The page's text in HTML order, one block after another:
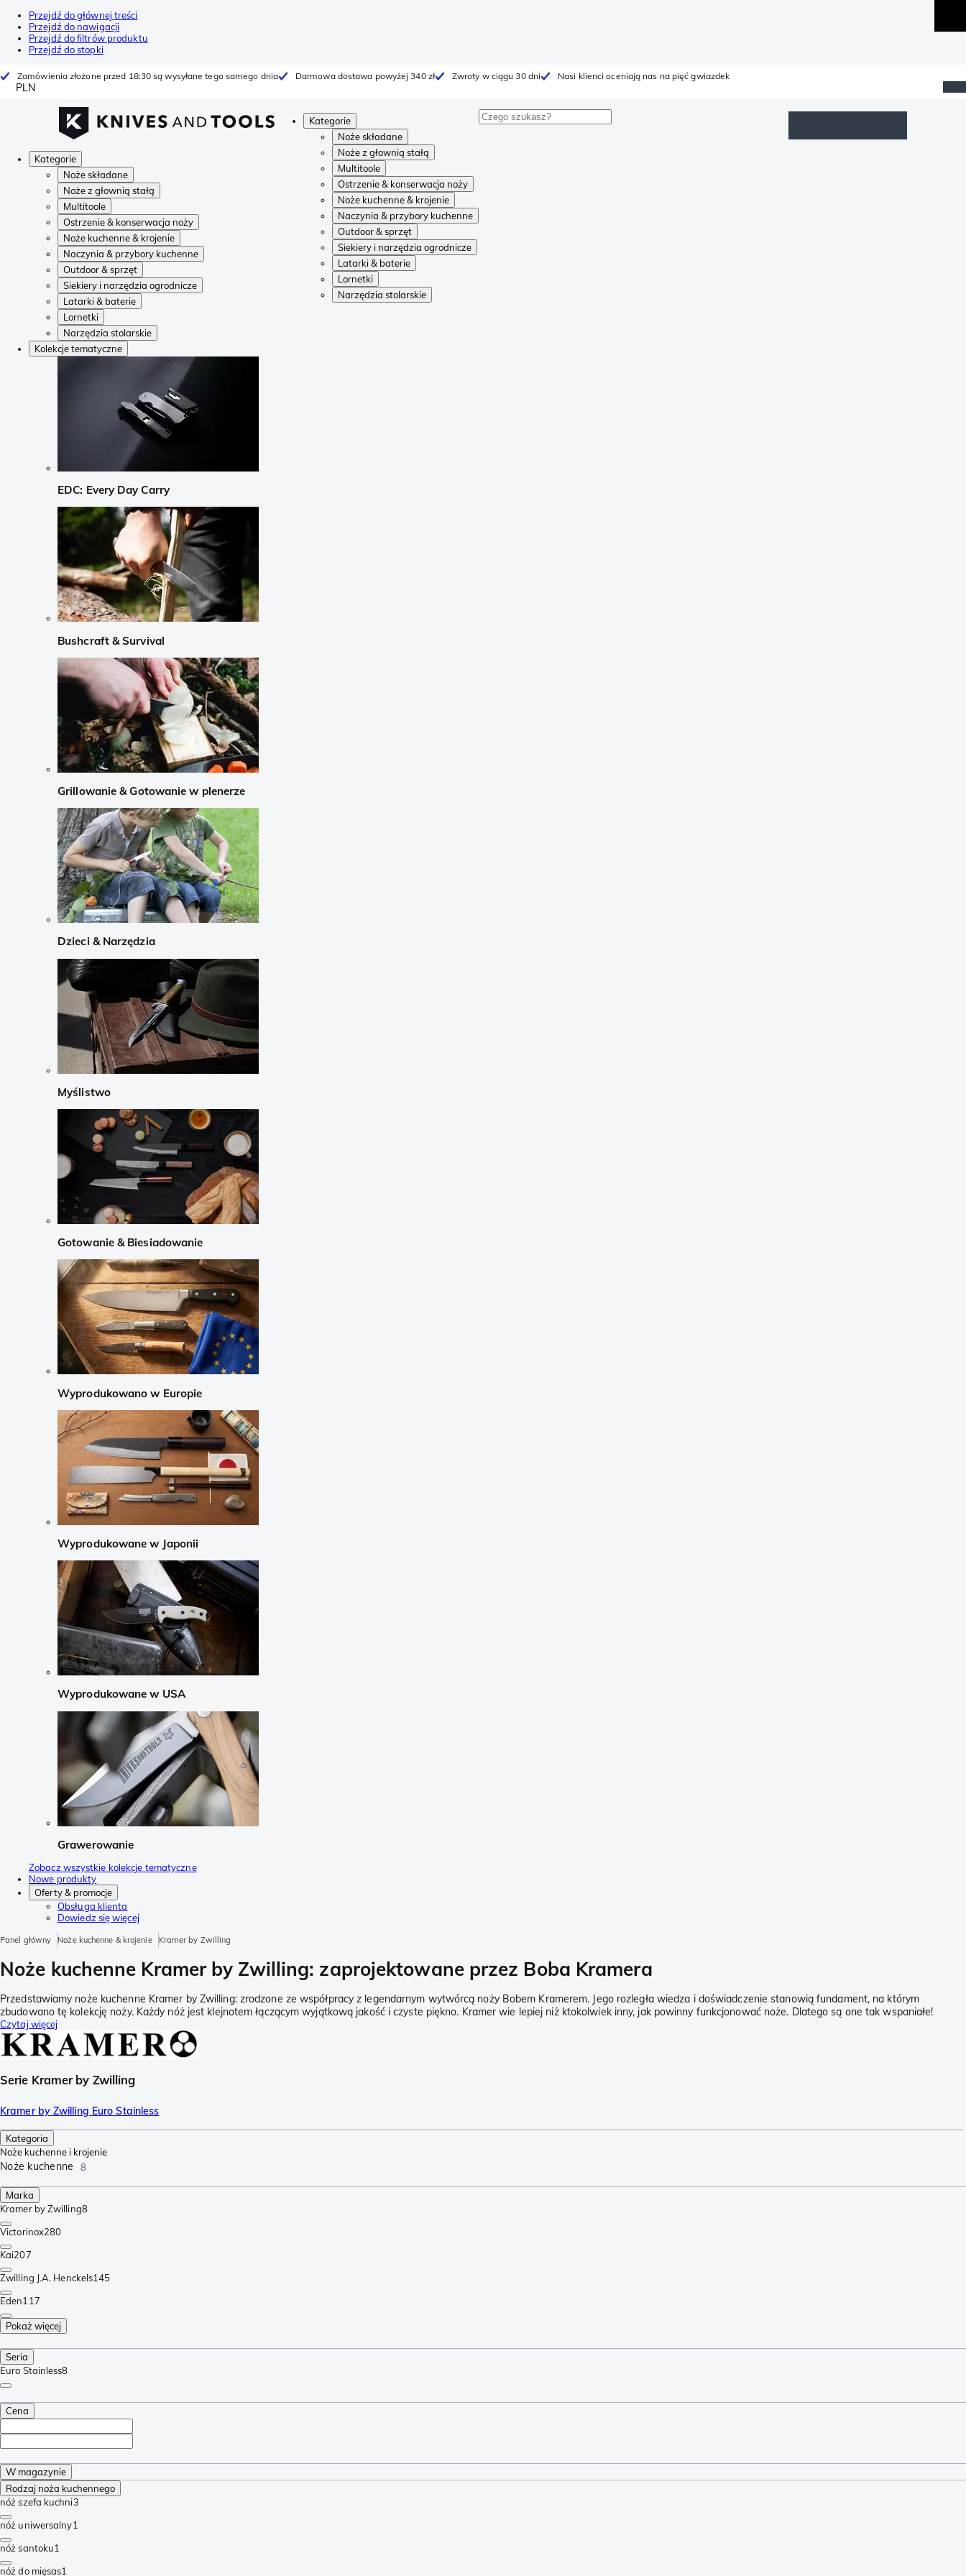
Przejdź do głównej treści
Przejdź do nawigacji
Przejdź do filtrów produktu
Przejdź do stopki
Zamówienia złożone przed 18:30 są wysyłane tego samego dnia Darmowa dostawa powyżej 340 zł Zwroty w ciągu 30 dni Nasi klienci oceniają nas na pięć gwiazdek
PLN
Kategorie
Noże składane
Noże z głownią stałą
Multitoole
Ostrzenie & konserwacja noży
Noże kuchenne & krojenie
Naczynia & przybory kuchenne
Outdoor & sprzęt
Siekiery i narzędzia ogrodnicze
Latarki & baterie
Lornetki
Narzędzia stolarskie
Kategorie
Noże składane
Noże z głownią stałą
Multitoole
Ostrzenie & konserwacja noży
Noże kuchenne & krojenie
Naczynia & przybory kuchenne
Outdoor & sprzęt
Siekiery i narzędzia ogrodnicze
Latarki & baterie
Lornetki
Narzędzia stolarskie
Kolekcje tematyczne
EDC: Every Day Carry
Bushcraft & Survival
Grillowanie & Gotowanie w plenerze
Dzieci & Narzędzia
Myślistwo
Gotowanie & Biesiadowanie
Wyprodukowano w Europie
Wyprodukowane w Japonii
Wyprodukowane w USA
Grawerowanie
Zobacz wszystkie kolekcje tematyczne
Nowe produkty
Oferty & promocje
Obsługa klienta
Dowiedz się więcej
Panel główny Noże kuchenne & krojenie Kramer by Zwilling
Noże kuchenne Kramer by Zwilling: zaprojektowane przez Boba Kramera
Przedstawiamy noże kuchenne Kramer by Zwilling: zrodzone ze współpracy z legendarnym wytwórcą noży Bobem Kramerem. Jego rozległa wiedza i doświadczenie stanowią fundament, na którym
zbudowano tę kolekcję noży. Każdy nóż jest klejnotem łączącym wyjątkową jakość i czyste piękno. Kramer wie lepiej niż ktokolwiek inny, jak powinny funkcjonować noże. Dlatego są one tak wspaniałe!
Czytaj więcej
Serie Kramer by Zwilling
Kramer by Zwilling Euro Stainless
Kategoria
Noże kuchenne i krojenie
Noże kuchenne 8
Marka
Kramer by Zwilling8
Victorinox280
Kai207
Zwilling J.A. Henckels145
Eden117
Pokaż więcej
Seria
Euro Stainless8
Cena
W magazynie
Rodzaj noża kuchennego
nóż szefa kuchni3
nóż uniwersalny1
nóż santoku1
nóż do mięsas1